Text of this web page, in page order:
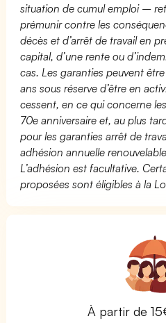
situation de cumul emploi –
prémunir contre les
décès et d’arrêt de travail en
capital, d’une rente ou
cas. Les garanties peuvent
ans sous réserve d’être en
cessent, en ce qui concerne
70e anniversaire et, au plus
pour les garanties arrêt de
adhésion annuelle
L’adhésion est facultative.
proposées sont éligibles à la
À partir de